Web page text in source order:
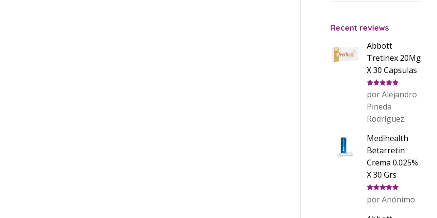
Recent reviews
Abbott
Tretinex 20Mg
X 30 Capsulas
Valorado
con
de 5
por Alejandro
Pineda
Rodríguez
Medihealth
Betarretin
Crema 0.025%
X 30 Grs
Valorado
con
de 5
por Anónimo